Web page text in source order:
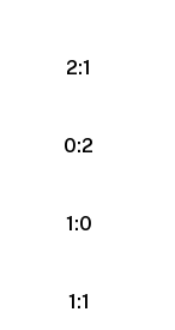
2:1
0:2
1:0
1:1